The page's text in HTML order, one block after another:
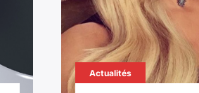
Actualités